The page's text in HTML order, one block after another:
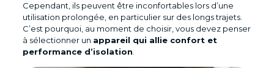
Cependant, ils peuvent être inconfortables lors d’une
utilisation prolongée, en particulier sur des longs trajets.
C’est pourquoi, au moment de choisir, vous devez penser
à sélectionner un appareil qui allie confort et
performance d’isolation